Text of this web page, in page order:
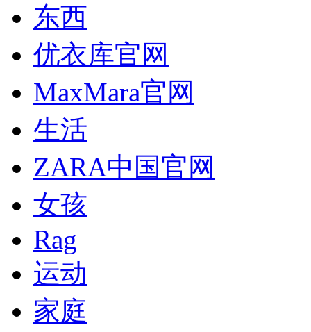
东西
优衣库官网
MaxMara官网
生活
ZARA中国官网
女孩
Rag
运动
家庭